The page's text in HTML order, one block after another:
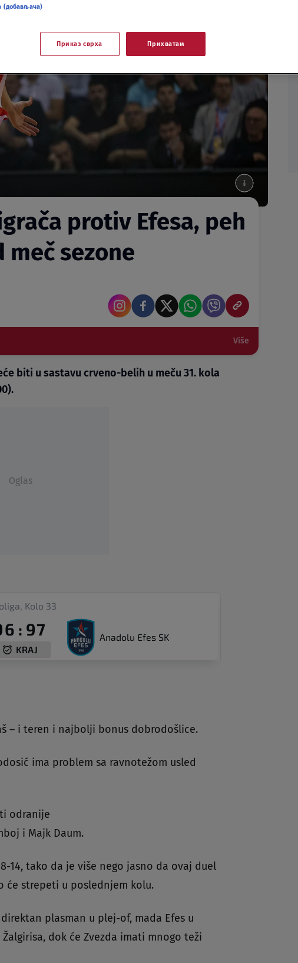
protiv Efesa, peh
sezone
Više
biti u sastavu crveno-belih u meču 31. kola
Oglas
Kolo 33
: 97
KRAJ
Anadolu Efes SK
– i teren i najbolji bonus dobrodošlice.
ima problem sa ravnotežom usled
odranije
i Majk Daum.
14, tako da je više nego jasno da ovaj duel
će strepeti u poslednjem kolu.
plasman u plej-of, mada Efes u
dok će Zvezda imati mnogo teži
(добављача)
Приказ сврха Прихватам